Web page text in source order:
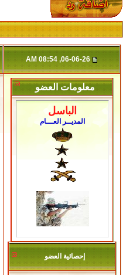
معلومات العضو
الباسل
المديــر العـــام
إحصائية العضو